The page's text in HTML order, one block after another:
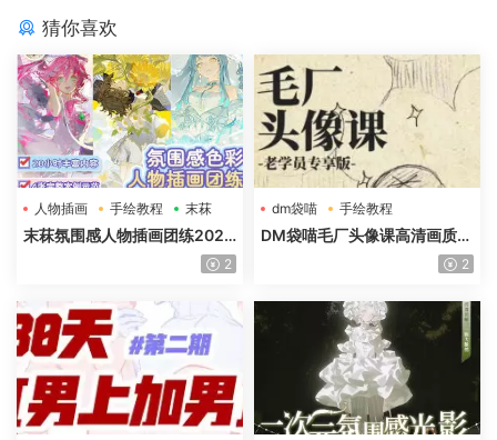
猜你喜欢
人物插画 手绘教程 末菻
末菻氛围感人物插画团练2025
2
dm袋喵
手绘教程
毛厂头像
DM袋喵毛厂头像课高清画质含
2